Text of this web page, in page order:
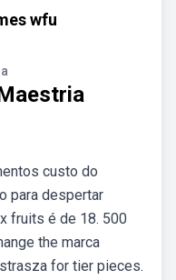
wfu
custo do
para despertar
fruits é de 18. 500
the marca
for tier pieces.